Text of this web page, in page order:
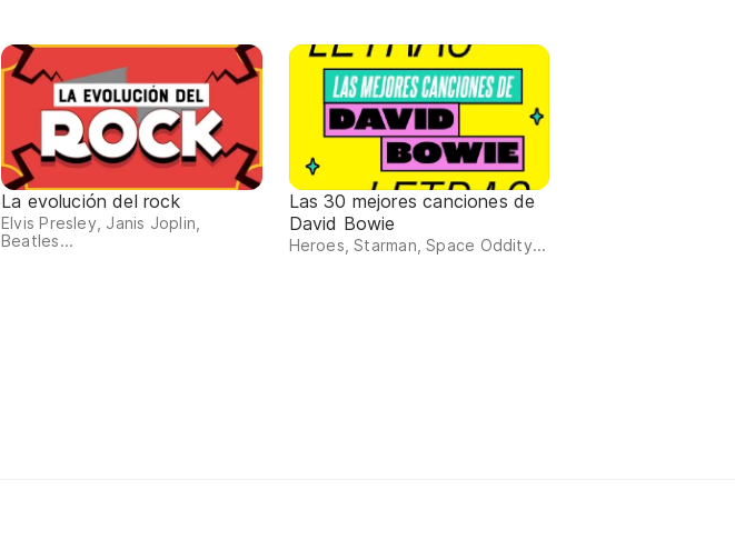
La evolución del rock
Elvis Presley, Janis Joplin,
Beatles...
Las 30 mejores canciones de
David Bowie
Heroes, Starman, Space Oddity...